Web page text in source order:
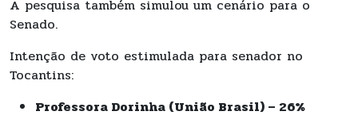
A pesquisa também simulou um cenário para o
Senado.
Intenção de voto estimulada para senador no
Tocantins:
Professora Dorinha (União Brasil) – 26%